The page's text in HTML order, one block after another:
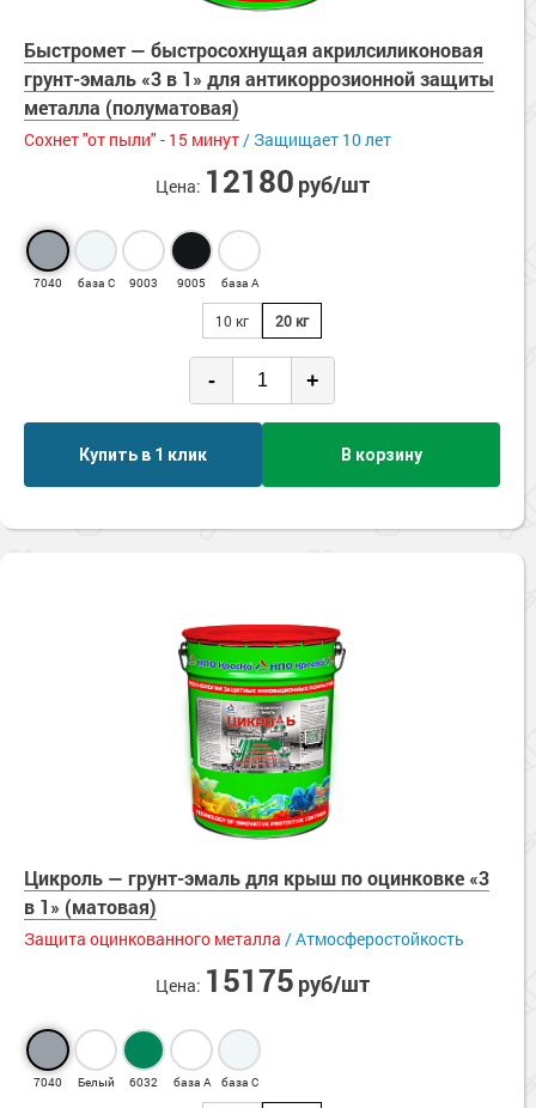
Сопутствующие товары
Морозостойкие краски для металла
Морозостойкие краски для фасада
Сопутствующие товары
УФ-стойкие
Химстойкие
Энергосберегающие
Быстромет — быстросохнущая акрилсиликоновая
грунт-эмаль «3 в 1» для антикоррозионной защиты
металла (полуматовая)
Сохнет "от пыли" - 15 минут/ Защищает 10 лет
Цена: 12180 руб/шт
7040 база С 9003 9005 база А
10 кг 20 кг
- +
Купить в 1 клик В корзину
Цикроль — грунт-эмаль для крыш по оцинковке «3
в 1» (матовая)
Защита оцинкованного металла / Атмосферостойкость
Цена: 15175 руб/шт
7040 Белый 6032 база А база С